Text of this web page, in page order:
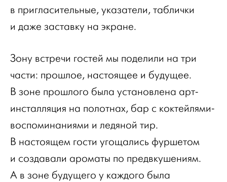
в пригласительные, указатели, таблички
и даже заставку на экране.
Зону встречи гостей мы поделили на три
части: прошлое, настоящее и будущее.
В зоне прошлого была установлена арт-
инсталляция на полотнах, бар с коктейлями-
воспоминаниями и ледяной тир.
В настоящем гости угощались фуршетом
и создавали ароматы по предвкушениям.
А в зоне будущего у каждого была